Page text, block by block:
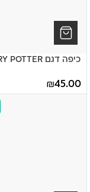
כיפה דגם HARRY POTTER
45.00
₪